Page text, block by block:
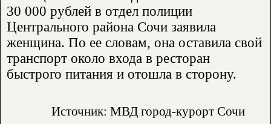
30 000 рублей в отдел полиции
Центрального района Сочи заявила
женщина. По ее словам, она оставила свой
транспорт около входа в ресторан
быстрого питания и отошла в сторону.
Источник: МВД город-курорт Сочи